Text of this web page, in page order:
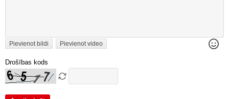
Pievienot bildi Pievienot video
Drošības kods